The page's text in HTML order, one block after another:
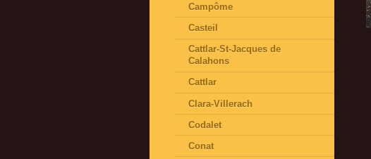
Campôme
Casteil
Cattlar-St-Jacques de
Calahons
Cattlar
Clara-Villerach
Codalet
Conat